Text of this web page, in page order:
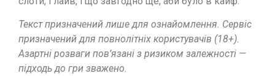
Текст призначений лише для ознайомлення. Сервіс
призначений для повнолітніх користувачів (18+).
Азартні розваги пов’язані з ризиком залежності —
підходь до гри зважено.